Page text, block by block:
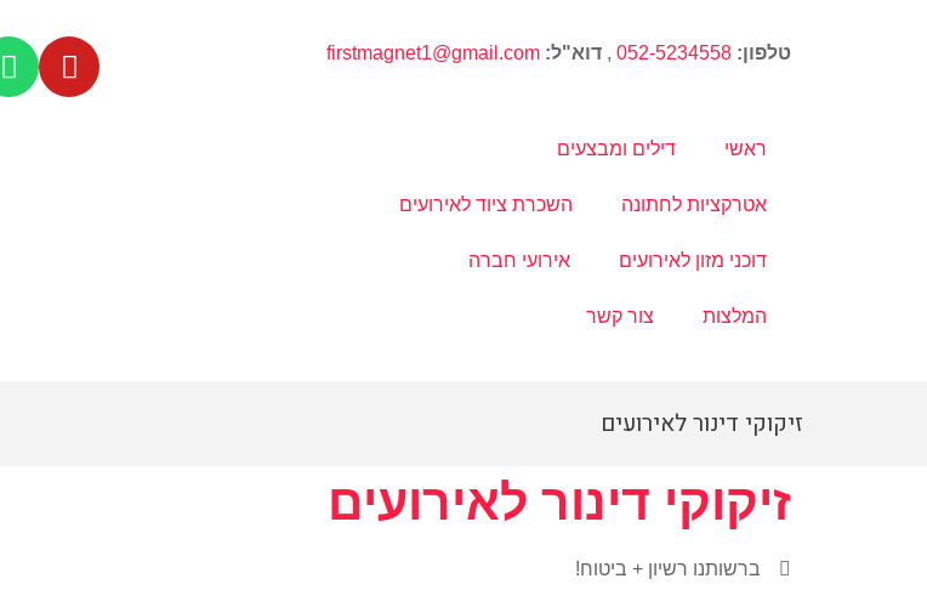
טלפון: 052-5234558
, דוא"ל: firstmagnet1@gmail.com
ראשי דילים ומבצעים
אטרקציות לחתונה השכרת ציוד לאירועים
דוכני מזון לאירועים אירועי חברה
המלצות צור קשר
זיקוקי דינור לאירועים
זיקוקי דינור לאירועים
ברשותנו רשיון + ביטוח!